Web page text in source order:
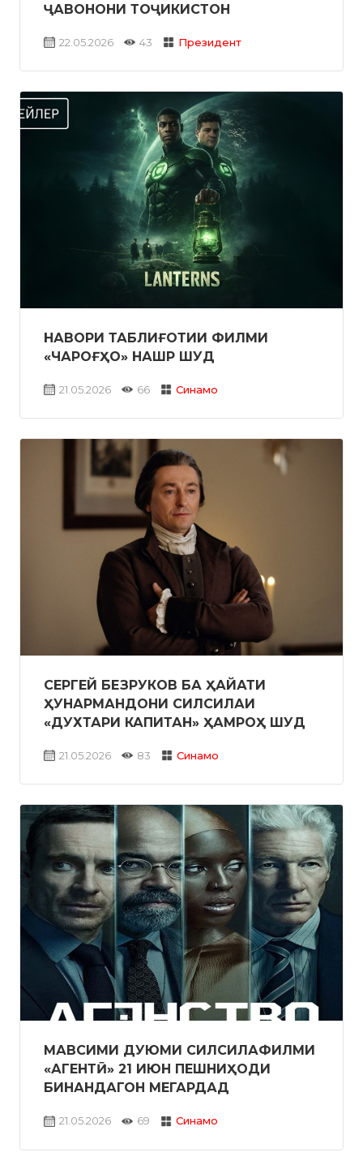
22.05.2026 43 Президент
ҶАВОНОНИ ТОҶИКИСТОН
21.05.2026 66 Синамо
НАВОРИ ТАБЛИҒОТИИ ФИЛМИ
«ЧАРОҒҲО» НАШР ШУД
21.05.2026 83 Синамо
СЕРГЕЙ БЕЗРУКОВ БА ҲАЙАТИ
ҲУНАРМАНДОНИ СИЛСИЛАИ
«ДУХТАРИ КАПИТАН» ҲАМРОҲ ШУД
21.05.2026 69 Синамо
МАВСИМИ ДУЮМИ СИЛСИЛАФИЛМИ
«АГЕНТӢ» 21 ИЮН ПЕШНИҲОДИ
БИНАНДАГОН МЕГАРДАД